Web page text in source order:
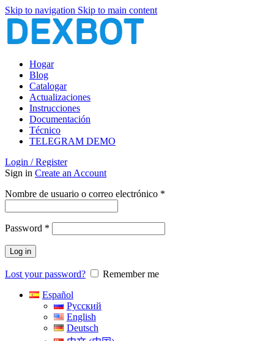
Skip to navigation Skip to main content
Hogar
Blog
Catalogar
Actualizaciones
Instrucciones
Documentación
Técnico
TELEGRAM DEMO
Login / Register
Sign in Create an Account
Nombre de usuario o correo electrónico *
Password *
Log in
Lost your password?
Remember me
Español
Русский
English
Deutsch